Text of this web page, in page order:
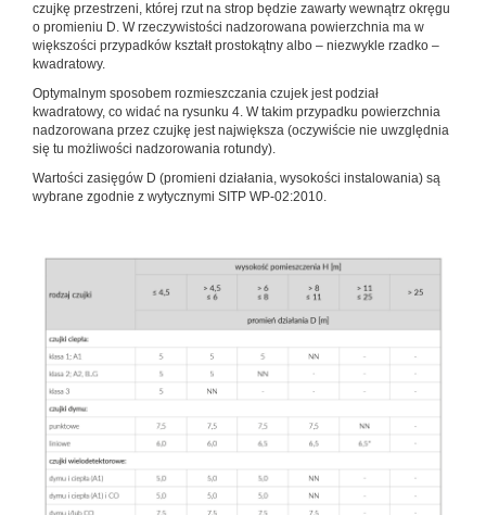
czujkę przestrzeni, której rzut na strop będzie zawarty wewnątrz okręgu
o promieniu D. W rzeczywistości nadzorowana powierzchnia ma w
większości przypadków kształt prostokątny albo – niezwykle rzadko –
kwadratowy.
Optymalnym sposobem rozmieszczania czujek jest podział
kwadratowy, co widać na rysunku 4. W takim przypadku powierzchnia
nadzorowana przez czujkę jest największa (oczywiście nie uwzględnia
się tu możliwości nadzorowania rotundy).
Wartości zasięgów D (promieni działania, wysokości instalowania) są
wybrane zgodnie z wytycznymi SITP WP-02:2010.